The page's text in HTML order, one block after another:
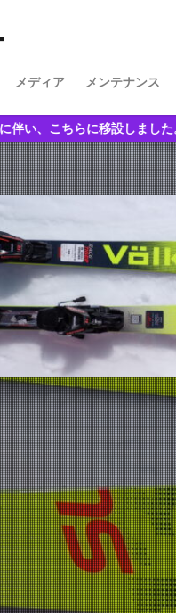
メディア メンテナンス
した。試乗記の検索機能を